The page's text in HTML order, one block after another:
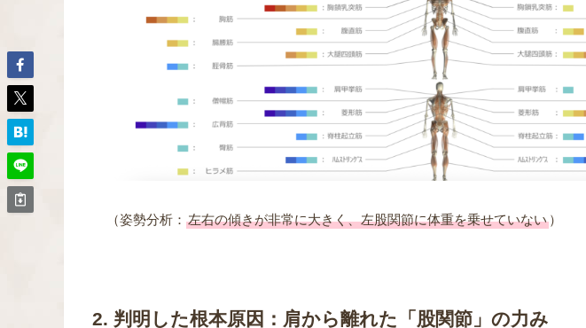
（姿勢分析： 左右の傾きが非常に大きく、左股関節に体重を乗せていない ）
2. 判明した根本原因：肩から離れた「股関節」の力み